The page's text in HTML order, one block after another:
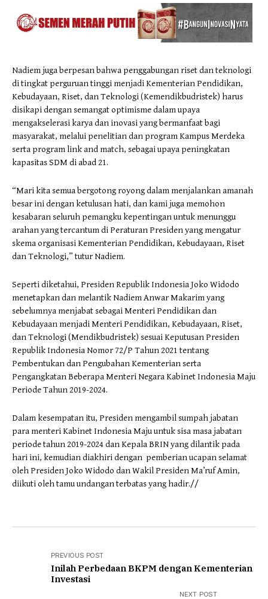
Nadiem juga berpesan bahwa penggabungan riset dan teknologi
di tingkat perguruan tinggi menjadi Kementerian Pendidikan,
Kebudayaan, Riset, dan Teknologi (Kemendikbudristek) harus
disikapi dengan semangat optimisme dalam upaya
mengakselerasi karya dan inovasi yang bermanfaat bagi
masyarakat, melalui penelitian dan program Kampus Merdeka
serta program link and match, sebagai upaya peningkatan
kapasitas SDM di abad 21.
“Mari kita semua bergotong royong dalam menjalankan amanah
besar ini dengan ketulusan hati, dan kami juga memohon
kesabaran seluruh pemangku kepentingan untuk menunggu
arahan yang tercantum di Peraturan Presiden yang mengatur
skema organisasi Kementerian Pendidikan, Kebudayaan, Riset
dan Teknologi,” tutur Nadiem.
Seperti diketahui, Presiden Republik Indonesia Joko Widodo
menetapkan dan melantik Nadiem Anwar Makarim yang
sebelumnya menjabat sebagai Menteri Pendidikan dan
Kebudayaan menjadi Menteri Pendidikan, Kebudayaan, Riset,
dan Teknologi (Mendikbudristek) sesuai Keputusan Presiden
Republik Indonesia Nomor 72/P Tahun 2021 tentang
Pembentukan dan Pengubahan Kementerian serta
Pengangkatan Beberapa Menteri Negara Kabinet Indonesia Maju
Periode Tahun 2019-2024.
Dalam kesempatan itu, Presiden mengambil sumpah jabatan
para menteri Kabinet Indonesia Maju untuk sisa masa jabatan
periode tahun 2019-2024 dan Kepala BRIN yang dilantik pada
hari ini, kemudian diakhiri dengan pemberian ucapan selamat
oleh Presiden Joko Widodo dan Wakil Presiden Ma’ruf Amin,
diikuti oleh tamu undangan terbatas yang hadir.//
PREVIOUS POST
Inilah Perbedaan BKPM dengan Kementerian
Investasi
NEXT POST